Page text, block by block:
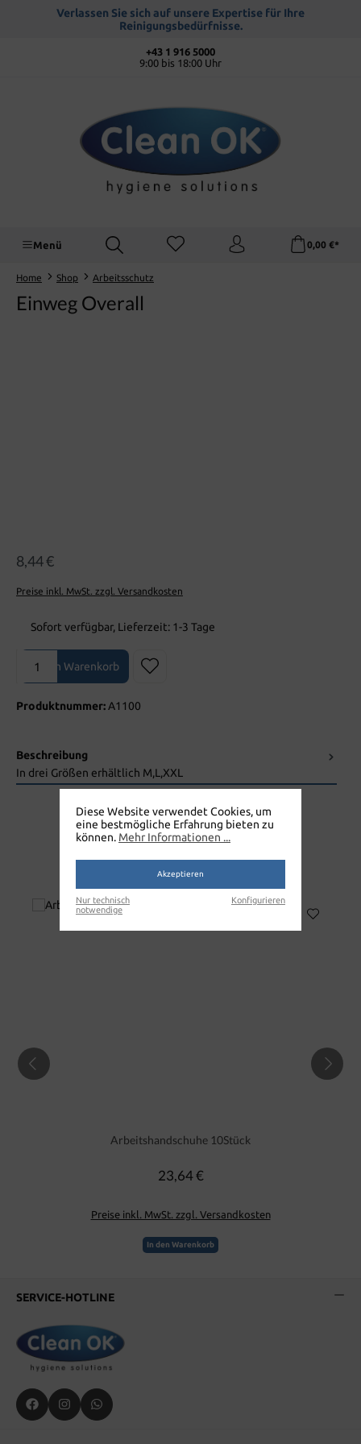
springenVerlassen Sie sich auf unsere Expertise für Ihre
Reinigungsbedürfnisse.
+43 1 916 5000
9:00 bis 18:00 Uhr
Menü 0,00 €*
Home Shop Arbeitsschutz
Einweg Overall
8,44 €
Preise inkl. MwSt. zzgl. Versandkosten
Sofort verfügbar, Lieferzeit: 1-3 Tage
Produkt Anzahl: Gib den gewünschten Wert ein oder benutze die
In den Warenkorb
Produktnummer:A1100
Beschreibung
In drei Größen erhältlich M,L,XXL
EINWEG OVERALL
Arbeitshandschuhe 10Stück
Regulärer Preis:
23,64 €
Preise inkl. MwSt. zzgl. Versandkosten
In den Warenkorb
SERVICE-HOTLINE
Diese Website verwendet Cookies, um
eine bestmögliche Erfahrung bieten zu
können. Mehr Informationen ...
Akzeptieren
Nur technisch
notwendige
Konfigurieren